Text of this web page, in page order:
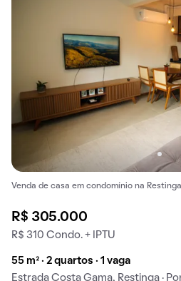
Venda de casa em condomínio na
R$ 305.000
R$ 310 Condo. + IPTU
55 m² · 2 quartos · 1 vaga
Estrada Costa Gama, Restinga ·